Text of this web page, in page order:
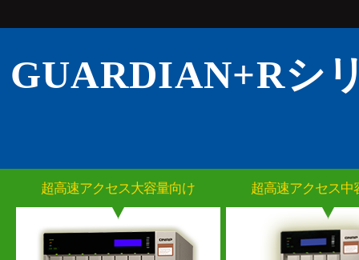
GUARDIAN+Rシ
超高速アクセス大容量向け 超高速アクセス中